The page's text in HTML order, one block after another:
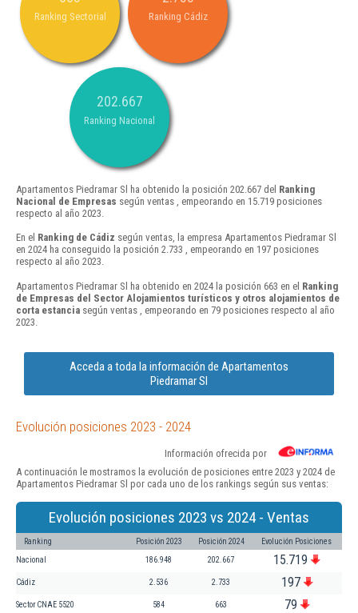
Ranking Sectorial Ranking Cádiz
202.667
Ranking Nacional
Apartamentos Piedramar Sl ha obtenido la posición 202.667 del Ranking
Nacional de Empresas según ventas , empeorando en 15.719 posiciones
respecto al año 2023.
En el Ranking de Cádiz según ventas, la empresa Apartamentos Piedramar Sl
en 2024 ha conseguido la posición 2.733 , empeorando en 197 posiciones
respecto al año 2023.
Apartamentos Piedramar Sl ha obtenido en 2024 la posición 663 en el Ranking
de Empresas del Sector Alojamientos turísticos y otros alojamientos de
corta estancia según ventas , empeorando en 79 posiciones respecto al año
2023.
Acceda a toda la información de Apartamentos
Piedramar Sl
Evolución posiciones 2023 - 2024
Información ofrecida por
A continuación le mostramos la evolución de posiciones entre 2023 y 2024 de
Apartamentos Piedramar Sl por cada uno de los rankings según sus ventas:
Evolución posiciones 2023 vs 2024 - Ventas
Ranking Posición 2023 Posición 2024 Evolución Posiciones
Nacional 186.948 202.667 15.719
Cádiz 2.536 2.733 197
Sector CNAE 5520 584 663 79